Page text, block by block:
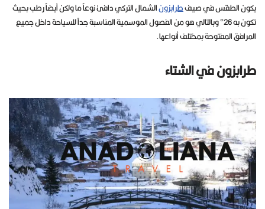
يكون الطقس في صيفطرابزونالشمال التركي دافئ نوعاً ما ولكن أيضاً رطب بحيث
تكون به 26° وبالتالي هو من الفصول الموسمية المناسبة جداً للسياحة داخل جميع
المرافق المفتوحة بمختلف أنواعها.
طرابزون في الشتاء